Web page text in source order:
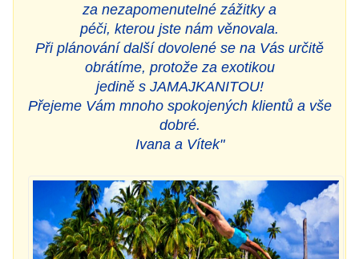
za nezapomenutelné zážitky a
péči, kterou jste nám věnovala.
Při plánování další dovolené se na Vás určitě
obrátíme, protože za exotikou
jedině s JAMAJKANITOU!
Přejeme Vám mnoho spokojených klientů a vše
dobré.
Ivana a Vítek"